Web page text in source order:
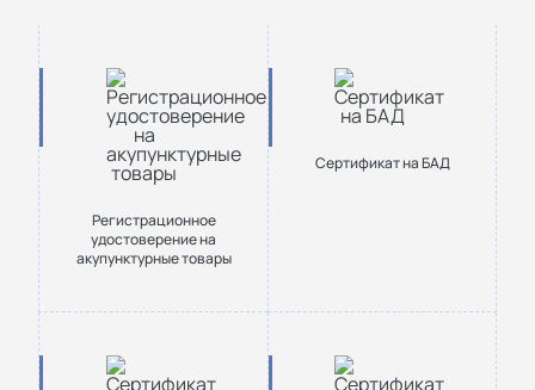
Регистрационное
удостоверение на
акупунктурные товары
Сертификат на БАД